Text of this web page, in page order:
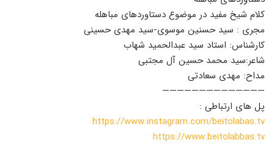
کلام شیخ مفید در موضوع دستاوردهای مباهله
مجری : سید حسنین موسوی-سید مهدی حسینی
کارشناس: استاد سید عبدالحمید شهاب
شاعر:سید محمد حسین آل مجتبی
مداح: مهدی سعادتی
——————————————
پل های ارتباطی :
https://www.instagram.com/beitolabas.tv
https://www.beitolabbas.tv